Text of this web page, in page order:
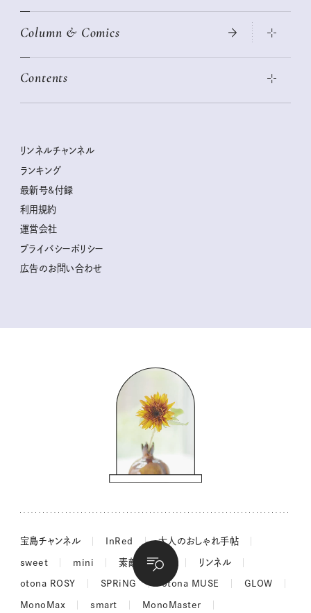
ニトリ・イケア・無印良品で賢くおしゃれなインテリア
絶品、お餅レシピ大集合！
クラフトビール案内
母の日に贈りたい、お花モチーフのアイテム
2026年春夏 トレンドファッションニュース
女子旅おすすめスポット 暮らすように心地いいリンネル旅ガイ
リンネル 暮らしの道具大賞
ナチュラルメイクレッスン
喜ばれる贈り物手帖
Column & Comics
ぐれいさん
空想喫茶トラノコクさんのあの店この店、喫茶訪問日記
圷みほさんのゆるっと週末キャンプ通信
豆柴・まもるくんの旅日記
柳沢小実さんのお散歩するようなゆるり旅
valoさんのかわいいもの探し
コウケンテツのヒトワザ巡り
ノーラのフィンランド旅気分
吉田羊さんの着物と12のアソビゴコロ
長谷川あかりさんの今週もお疲れ様つまみ
Contents
リンネル暮らし部
リンネルチャンネル
おぱんつ君のわくわく楽しい一週間占い
毎日が心地よくなるリンネルタロット
リンネルチャンネル
ランキング
最新号&付録
利用規約
運営会社
プライバシーポリシー
広告のお問い合わせ
宝島チャンネル InRed 大人のおしゃれ手帖
sweet mini 素敵なあの人 リンネル
otona ROSY SPRiNG otona MUSE GLOW
MonoMax smart MonoMaster